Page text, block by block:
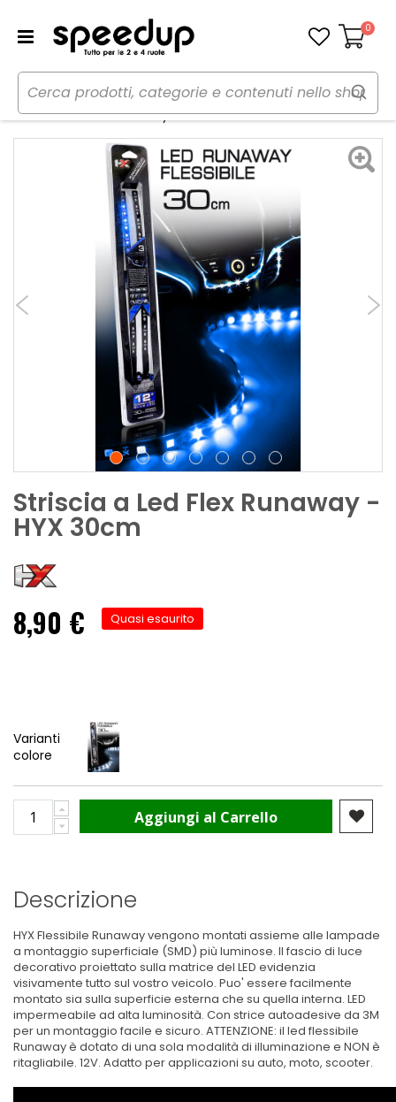
Carrello
0
Home Auto Illuminazione
Led
Striscia a Led Flex Runaway - HYX
Striscia a Led Flex Runaway -
HYX 30cm
8,90 € Quasi esaurito
Varianti
colore
Aggiungi al Carrello
Descrizione
HYX Flessibile Runaway vengono montati assieme alle lampade
a montaggio superficiale (SMD) più luminose. Il fascio di luce
decorativo proiettato sulla matrice del LED evidenzia
visivamente tutto sul vostro veicolo. Puo' essere facilmente
montato sia sulla superficie esterna che su quella interna. LED
impermeabile ad alta luminosità. Con strice autoadesive da 3M
per un montaggio facile e sicuro. ATTENZIONE: il led flessibile
Runaway è dotato di una sola modalità di illuminazione e NON è
ritagliabile. 12V. Adatto per applicazioni su auto, moto, scooter.